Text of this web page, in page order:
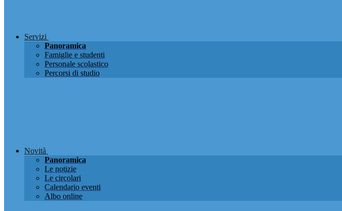
Servizi
Panoramica
Famiglie e studenti
Personale scolastico
Percorsi di studio
Novità
Panoramica
Le notizie
Le circolari
Calendario eventi
Albo online